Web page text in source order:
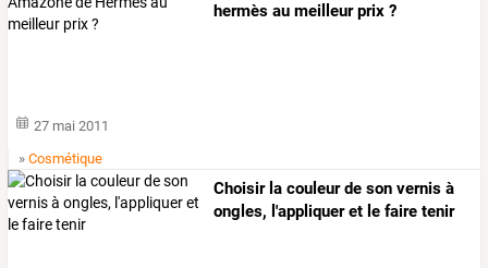
hermès au meilleur prix ?
27 mai 2011
»Cosmétique
Choisir la couleur de son vernis à
ongles, l'appliquer et le faire tenir